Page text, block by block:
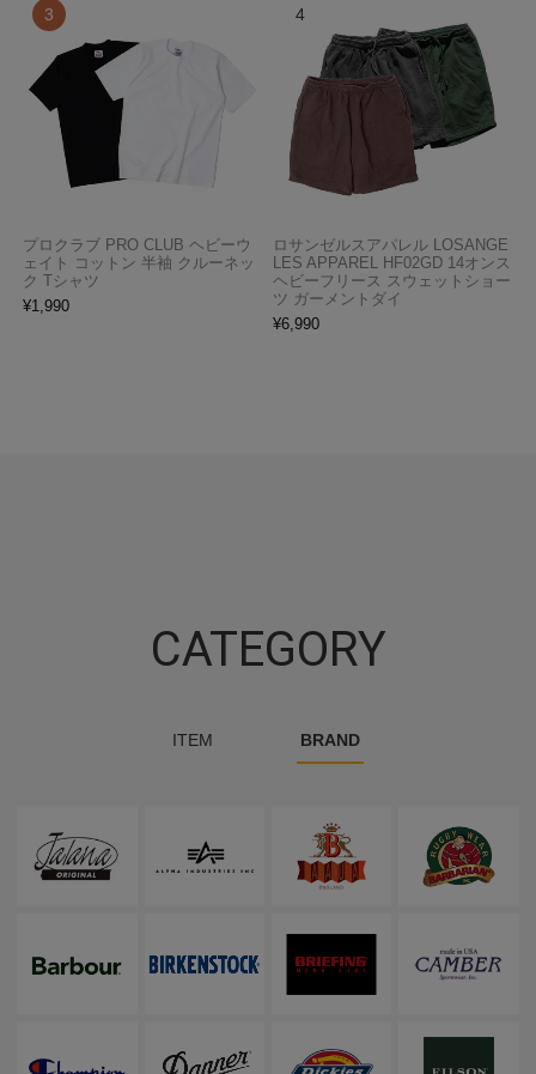
プロクラブ PRO CLUB ヘビーウ
ェイト コットン 半袖 クルーネッ
ク Tシャツ
¥1,990
ロサンゼルスアパレル LOSANGE
LES APPAREL HF02GD 14オンス
ヘビーフリース スウェットショー
ツ ガーメントダイ
¥6,990
CATEGORY
ITEM BRAND